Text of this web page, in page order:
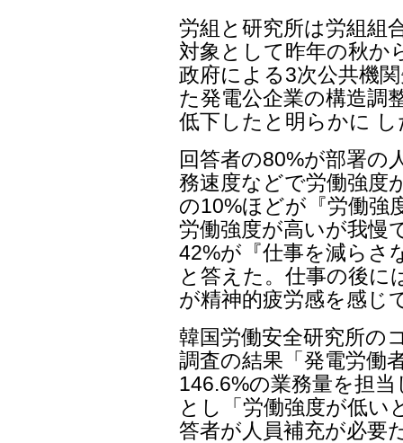
労組と研究所は労組組
対象として昨年の秋か
政府による3次公共機
た発電公企業の構造調
低下したと明らかに し
回答者の80%が部署の
務速度などで労働強度
の10%ほどが『労働強
労働強度が高いが我慢
42%が『仕事を減らさ
と答えた。仕事の後に
が精神的疲労感を感じ
韓国労働安全研究所の
調査の結果「発電労働
146.6%の業務量を担
とし「労働強度が低い
答者が人員補充が必要